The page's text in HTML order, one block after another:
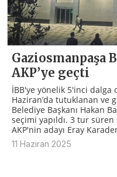
Gaziosmanpaşa
AKP’ye geçti
İBB'ye yönelik 5'inci dalga
Haziran’da tutuklanan ve
Belediye Başkanı Hakan
seçimi yapıldı. 3 tur
AKP'nin adayı Eray
11 Haziran 2025